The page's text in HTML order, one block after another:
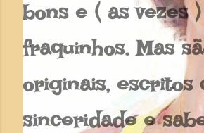
bons e ( as vezes
fraquinhos. Mas
originais, escritos
sinceridade e